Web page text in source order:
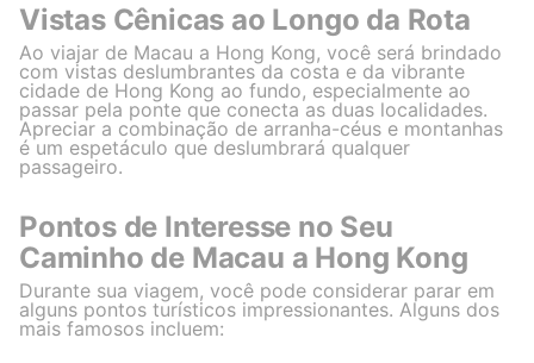
Vistas Cênicas ao Longo da Rota
Ao viajar de Macau a Hong Kong, você será brindado
com vistas deslumbrantes da costa e da vibrante
cidade de Hong Kong ao fundo, especialmente ao
passar pela ponte que conecta as duas localidades.
Apreciar a combinação de arranha-céus e montanhas
é um espetáculo que deslumbrará qualquer
passageiro.
Pontos de Interesse no Seu
Caminho de Macau a Hong Kong
Durante sua viagem, você pode considerar parar em
alguns pontos turísticos impressionantes. Alguns dos
mais famosos incluem: